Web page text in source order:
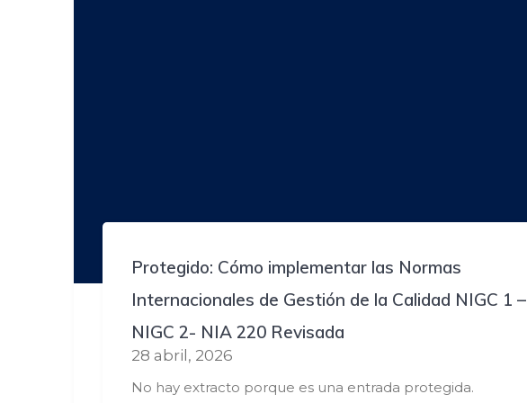
Protegido: Cómo implementar las Normas
Internacionales de Gestión de la Calidad NIGC 1 –
NIGC 2- NIA 220 Revisada
28 abril, 2026
No hay extracto porque es una entrada protegida.